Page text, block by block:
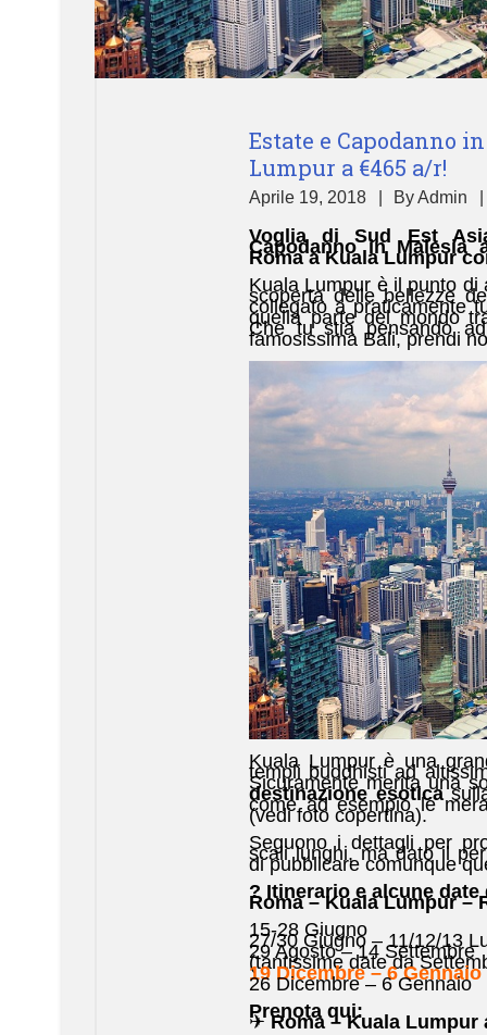
Estate e Capodanno
Lumpur a €465 a/r!
Aprile 19, 2018 ByAdmin
Voglia di Sud Est
Capodanno in Malesia
Roma a Kuala Lumpur
Kuala Lumpur è il punto
scoperta delle bellezze
collegato a praticamente
quella parte del mondo
Che tu stia pensando
famosissima Bali, prendi
Kuala Lumpur è una
templi buddhisti ad
Sicuramente merita una
destinazione esotica
come ad esempio le
(vedi foto copertina).
Seguono i dettagli per
scali lunghi, ma dato il
di pubblicare comunque
? Itinerario e alcune
Roma – Kuala Lumpur –
15-28 Giugno
27/30 Giugno – 11/12/13
29 Agosto – 14 Settembre
(tantissime date da
19 Dicembre – 6 Gennaio
26 Dicembre – 6 Gennaio
Prenota qui:
✈ Roma – Kuala Lumpur